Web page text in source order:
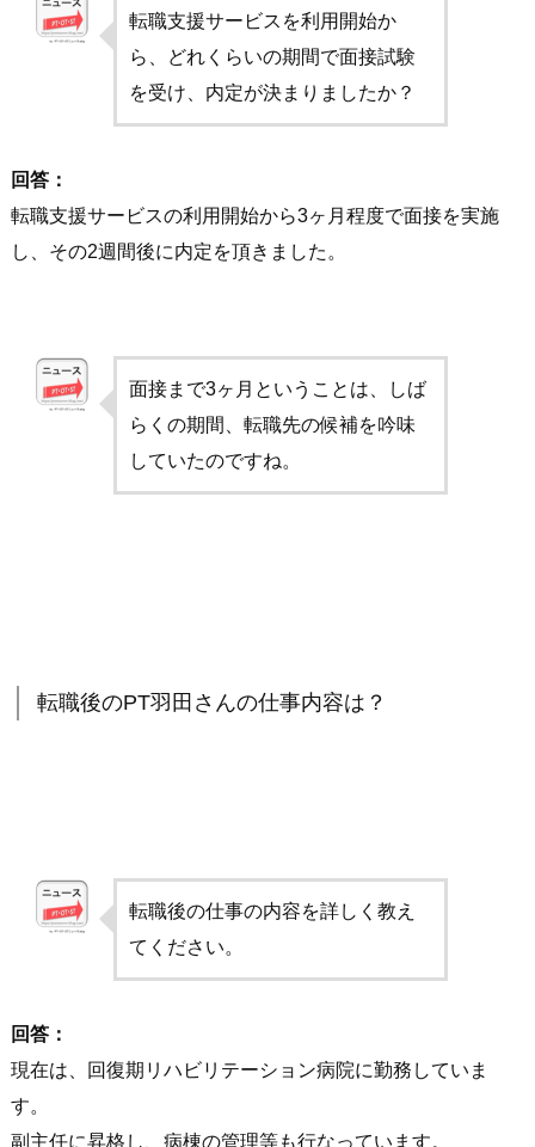
転職支援サービスを利用開始か
ら、どれくらいの期間で面接試験
を受け、内定が決まりましたか？
回答：
転職支援サービスの利用開始から3ヶ月程度で面接を実施
し、その2週間後に内定を頂きました。
面接まで3ヶ月ということは、しば
らくの期間、転職先の候補を吟味
していたのですね。
転職後のPT羽田さんの仕事内容は？
転職後の仕事の内容を詳しく教え
てください。
回答：
現在は、回復期リハビリテーション病院に勤務していま
す。
副主任に昇格し、病棟の管理等も行なっています。